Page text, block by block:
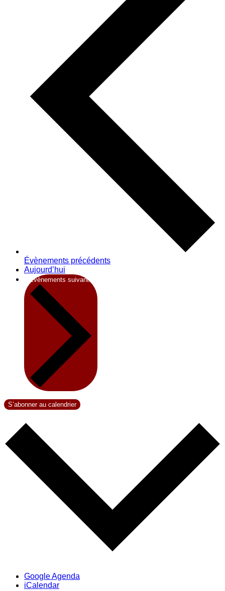
Évènements précédents
Aujourd’hui
Évènements suivants
S’abonner au calendrier
Google Agenda
iCalendar